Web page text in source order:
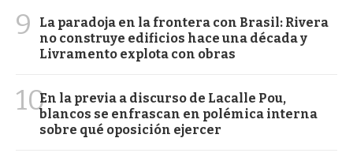
9
La paradoja en la frontera con Brasil: Rivera
no construye edificios hace una década y
Livramento explota con obras
10En la previa a discurso de Lacalle Pou,
blancos se enfrascan en polémica interna
sobre qué oposición ejercer